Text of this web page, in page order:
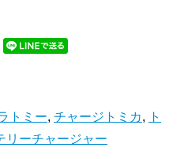
トミー, チャージトミカ,
ト
リーチャージャー